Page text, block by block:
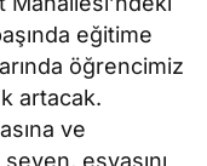
eğitime
öğrencimiz
artacak.
ve
eşyasını